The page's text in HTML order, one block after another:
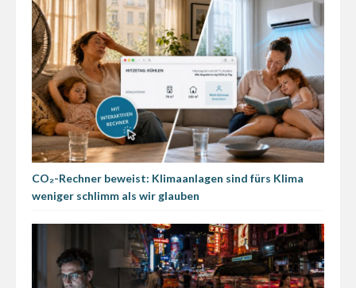
CO₂-Rechner beweist: Klimaanlagen sind fürs Klima
weniger schlimm als wir glauben